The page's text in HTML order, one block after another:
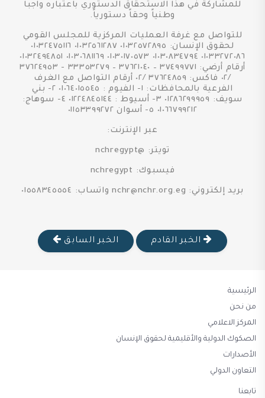
للمشاركة في هذا الاستحقاق الدستوري باعتباره واجباً
وطنياً وحقاً دستورياً.
للتواصل مع غرفة العمليات المركزية للمجلس القومي
لحقوق الإنسان: ٠١٠٣٢٥٧٢٨٩٥ ٠١٠٣٢٥٦١٢٨٧ ٠١٠٣٢٤٧٥١١٦
٠١٠٣٣٢٧٢٠٨٦ ٠١٠٣٠٨٣٤٧٩٤ ٠١٠٣٠١٧٠٥٧٣ ٠١٠٣٠٦٨١١٦٩ ٠١٠٣٢٤٩٤٨٥١
أرقام أرضي: ٣٧٤٩٩٧٧١ – ٣٧٦٢١٠٤٠ – ٣٣٣٥٣٢٧٩ - ٣٧٦٢٤٩٥٣
/٠٢ فاكس: ٣٧٦٢٤٨٥٩ /٠٢ أرقام التواصل مع الغرف
الفرعية بالمحافظات: ١- الفيوم : ٠١٠٦٤٠١٥٥٤٥ ٢- بني
سويف: ٠١٢٨٦٢٩٩٩٥٩ ٣- أسيوط : ٠١٢٢٤٨٤٥١٤٤ ٤- سوهاج:
٠١٠٦٦٧٩٩٢١٢ ٥- أسوان ٠١١٥٣٣٩٩٢٧٢
عبر الإنترنت:
تويتر: @nchregypt
فيسبوك: nchregypt
بريد إلكتروني: nchr@nchr.org.eg واتساب: ٠١٥٥٨٣٤٥٥٥٤
الخبر القادم الخبر السابق
الرئيسية
من نحن
المركز الاعلامي
الصكوك الدولية والأقليمية لحقوق الإنسان
الأصدارات
التعاون الدولي
تابعنا